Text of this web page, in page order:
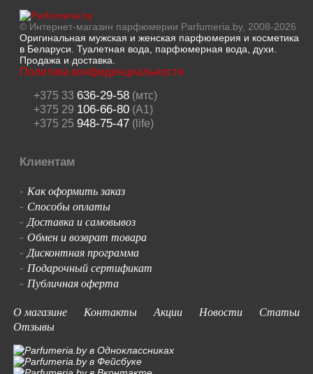
© Интернет-магазин парфюмерии Parfumeria.by, 2008-2026
Оригинальная мужская и женская парфюмерия и косметика
в Беларуси. Туалетная вода, парфюмерная вода, духи.
Продажа и доставка.
Политика конфиденциальности
+375 33 636-29-58(мтс)
+375 29 106-66-80(A1)
+375 25 948-75-47(life)
Клиентам
- Как оформить заказ
- Способы оплаты
-Доставка и самовывоз
- Обмен и возврат товара
-Дисконтная программа
- Подарочный сертификат
- Публичная оферта
О магазине
Контакты Акции Новости
Статьи
Отзывы